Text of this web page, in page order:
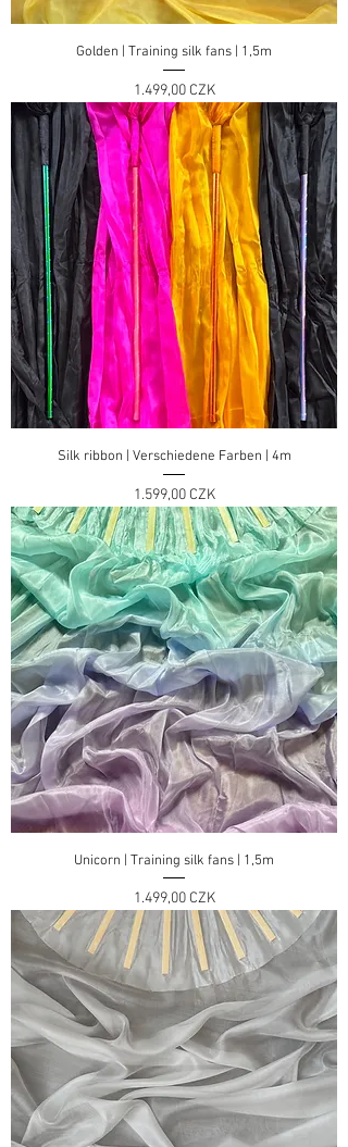
Golden | Training silk fans | 1,5m
Preis
1.499,00 CZK
Silk ribbon | Verschiedene Farben | 4m
Preis
1.599,00 CZK
Unicorn | Training silk fans | 1,5m
Preis
1.499,00 CZK